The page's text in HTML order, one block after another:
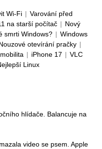
Wi-Fi | Varování před
na starší počítač | Nový
smrti Windows? | Windows
otevírání pračky |
| iPhone 17 | VLC
Linux
hlídače. Balancuje na
video se psem. Apple